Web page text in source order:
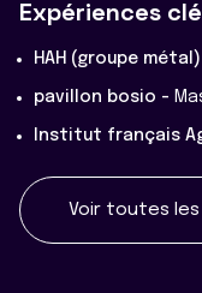
Expériences
HAH (groupe
pavillon bosio -
Institut français
Voir toutes